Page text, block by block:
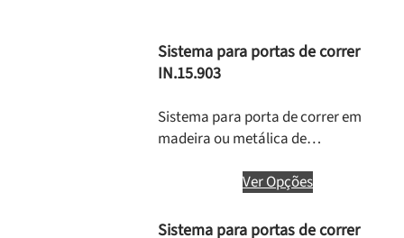
Sistema para portas de correr
IN.15.903
Sistema para porta de correr em
madeira ou metálica de…
Ver Opções
Sistema para portas de correr